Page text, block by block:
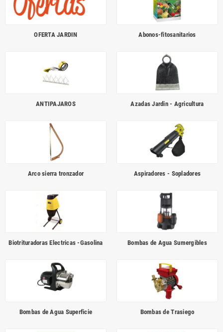
OFERTA JARDIN Abonos-fitosanitarios
ANTIPAJAROS Azadas Jardin - Agricultura
Arco sierra tronzador Aspiradores - Sopladores
Biotrituradoras Electricas -Gasolina Bombas de Agua Sumergibles
Bombas de Agua Superficie Bombas de Trasiego